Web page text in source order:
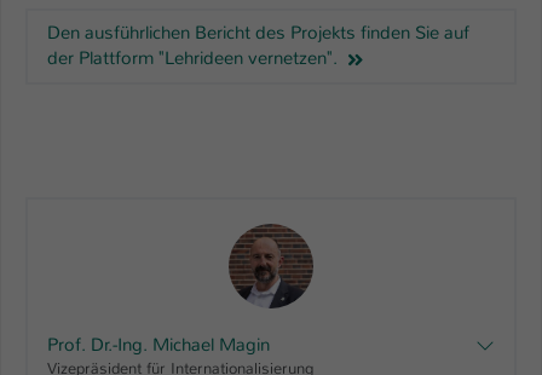
Den ausführlichen Bericht des Projekts finden Sie auf
der Plattform "Lehrideen vernetzen".
Prof. Dr.-Ing. Michael Magin
Vizepräsident für Internationalisierung
Zweck
generierte ID, für die historische
Speicherung Ihrer vorgenommen
Dieses Cookie ist ein Standard-Session-